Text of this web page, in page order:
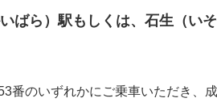
ばら）駅もしくは、石生（い
番のいずれかにご乗車いただき、